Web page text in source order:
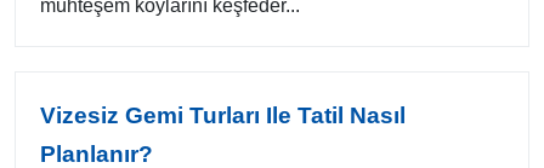
muhteşem koylarını keşfeder...
Vizesiz Gemi Turları Ile Tatil Nasıl
Planlanır?